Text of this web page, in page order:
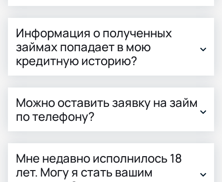
Информация о полученных
займах попадает в мою
кредитную историю?
Можно оставить заявку на займ
по телефону?
Мне недавно исполнилось 18
лет. Могу я стать вашим